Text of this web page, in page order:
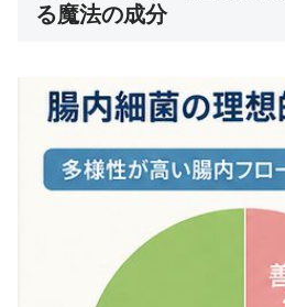
る魔法の成分